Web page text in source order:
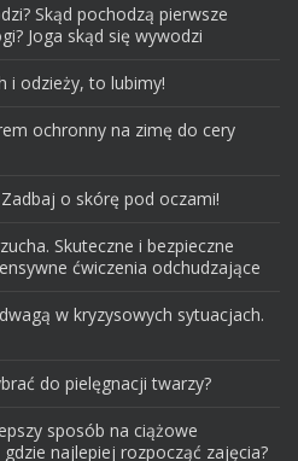
Skąd pochodzą pierwsze
Joga skąd się wywodzi
i odzieży, to lubimy!
ochronny na zimę do cery
o skórę pod oczami!
Skuteczne i bezpieczne
ćwiczenia odchudzające
w kryzysowych sytuacjach.
do pielęgnacji twarzy?
sposób na ciążowe
najlepiej rozpocząć zajęcia?